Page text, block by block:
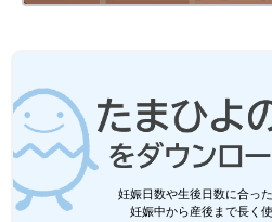
妊娠日数や生後日数に合っ
妊娠中から産後まで長く